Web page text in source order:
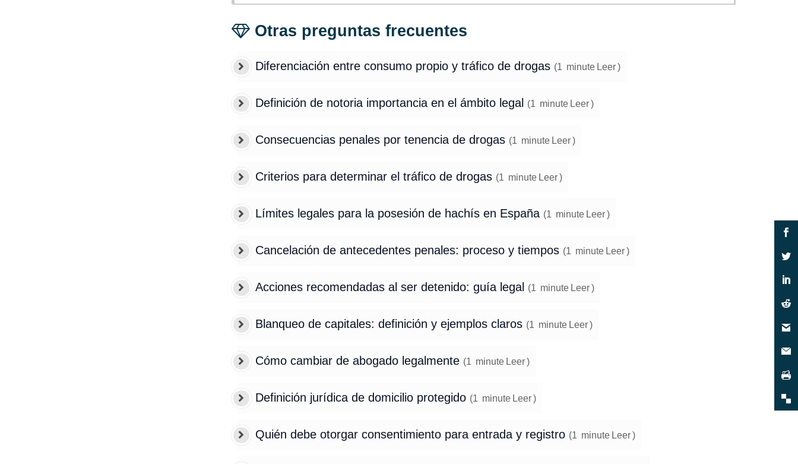
Otras preguntas frecuentes
Diferenciación entre consumo propio y tráfico de drogas (1 minute Leer )
Definición de notoria importancia en el ámbito legal (1 minute Leer )
Consecuencias penales por tenencia de drogas (1 minute Leer )
Criterios para determinar el tráfico de drogas (1 minute Leer )
Límites legales para la posesión de hachís en España (1 minute Leer )
Cancelación de antecedentes penales: proceso y tiempos (1 minute Leer )
Acciones recomendadas al ser detenido: guía legal (1 minute Leer )
Blanqueo de capitales: definición y ejemplos claros (1 minute Leer )
Cómo cambiar de abogado legalmente (1 minute Leer )
Definición jurídica de domicilio protegido (1 minute Leer )
Quién debe otorgar consentimiento para entrada y registro (1 minute Leer )